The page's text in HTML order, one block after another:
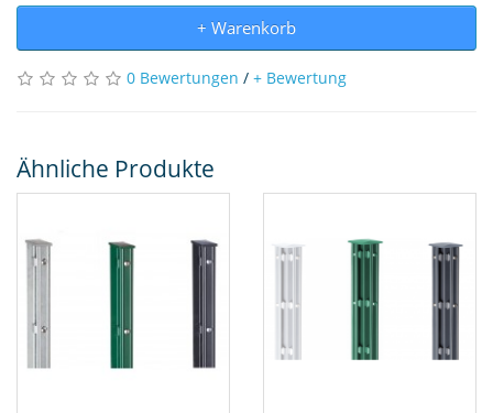
+ Warenkorb
0 Bewertungen / + Bewertung
Ähnliche Produkte